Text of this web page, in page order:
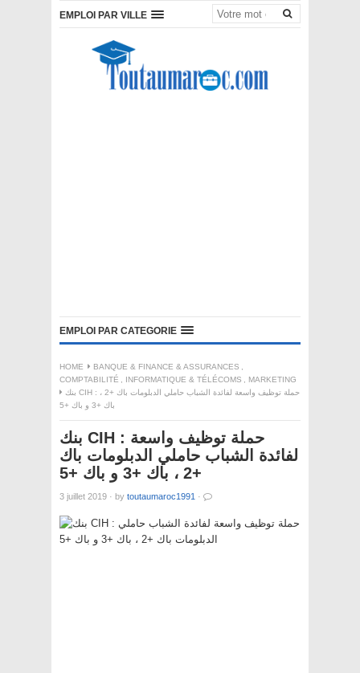
EMPLOI PAR VILLE
EMPLOI PAR CATEGORIE
HOME BANQUE & FINANCE & ASSURANCES ,
COMPTABILITÉ , INFORMATIQUE & TÉLÉCOMS , MARKETING
بنك CIH : حملة توظيف واسعة لفائدة الشباب حاملي الدبلومات باك +2 ،
باك +3 و باك +5
بنك CIH : حملة توظيف واسعة
لفائدة الشباب حاملي الدبلومات باك
+2 ، باك +3 و باك +5
3 juillet 2019 · by toutaumaroc1991 ·